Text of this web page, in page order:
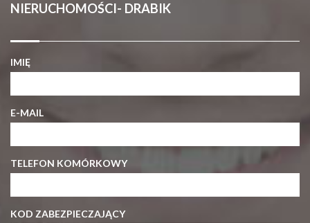
NIERUCHOMOŚCI- DRABIK
IMIĘ
E-MAIL
TELEFON KOMÓRKOWY
KOD ZABEZPIECZAJĄCY